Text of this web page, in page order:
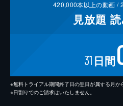
420,000本以上の動画 /
見放題
31 日間
※無料トライアル期間終了日の翌日が属する月か
※日割りでのご請求はいたしません。